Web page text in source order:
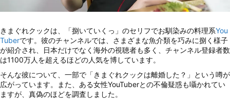
きまぐれクックは、「捌いていくっ」のセリフでお馴染みの料理系You
Tuberです。彼のチャンネルでは、さまざまな魚介類を巧みに捌く様子
が紹介され、日本だけでなく海外の視聴者も多く、チャンネル登録者数
は1100万人を超えるほどの人気を博しています。
そんな彼について、一部で「きまぐれクックは離婚した？」という噂が
広がっています。また、ある女性YouTuberとの不倫疑惑も囁かれてい
ますが、真偽のほどを調査しました。